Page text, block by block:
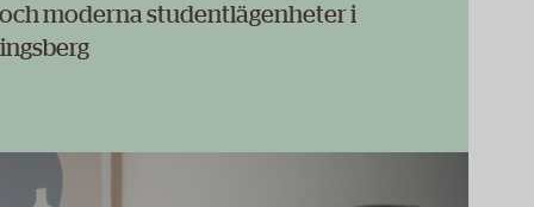
moderna studentlägenheter i